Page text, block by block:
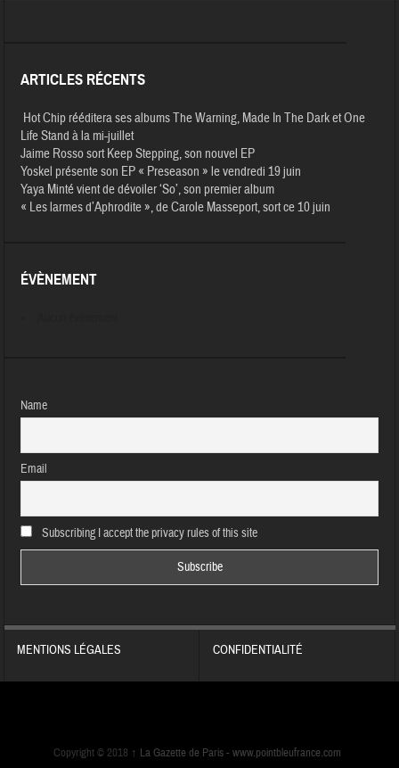
ARTICLES RÉCENTS
Hot Chip rééditera ses albums The Warning, Made In The Dark et One
Life Stand à la mi-juillet
Jaime Rosso sort Keep Stepping, son nouvel EP
Yoskel présente son EP « Preseason » le vendredi 19 juin
Yaya Minté vient de dévoiler ‘So’, son premier album
« Les larmes d’Aphrodite », de Carole Masseport, sort ce 10 juin
ÉVÈNEMENT
Name
Email
Subscribing I accept the privacy rules of this site
MENTIONS LÉGALES CONFIDENTIALITÉ
Copyright © 2018 ↑ La Gazette de Paris -www.pointbleufrance.com